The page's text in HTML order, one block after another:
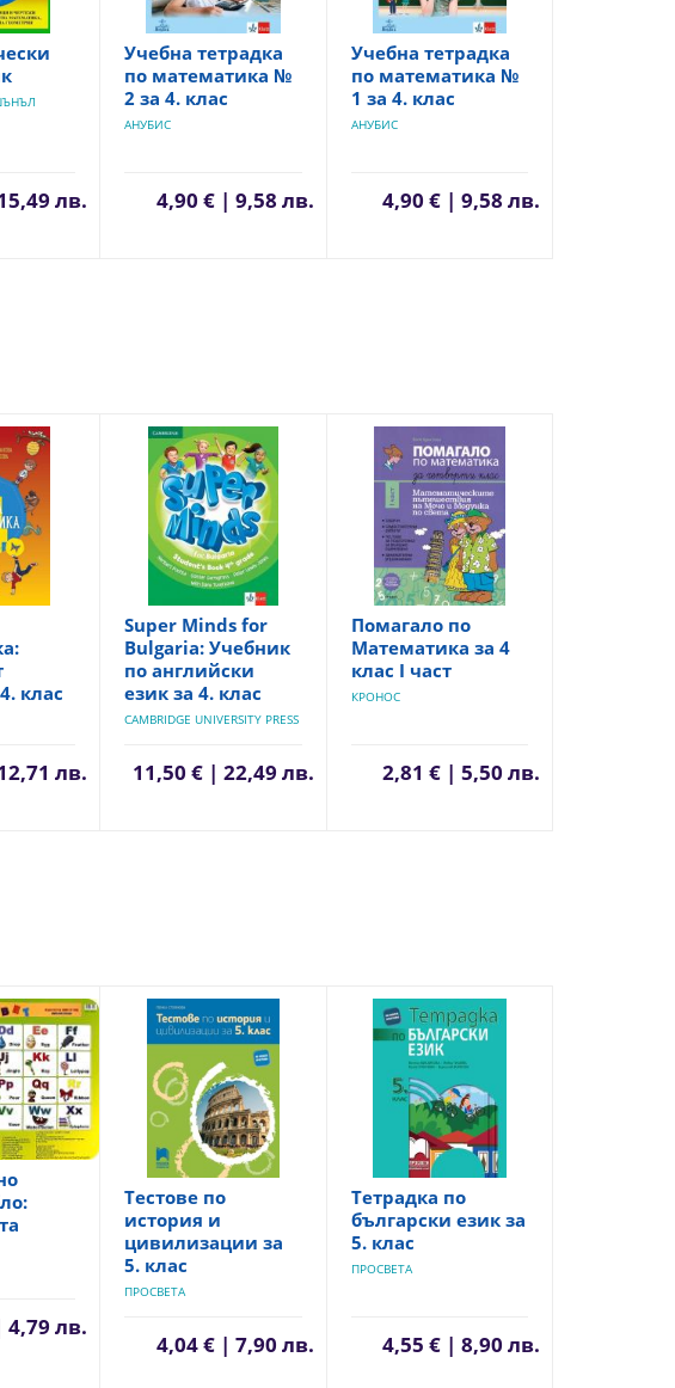
лв.
Учебна тетрадка
по математика №
2 за 4. клас
АНУБИС
4,90 € | 9,58 лв.
Учебна тетрадка
по математика №
1 за 4. клас
АНУБИС
4,90 € | 9,58 лв.
клас
лв.
Super Minds for
Bulgaria: Учебник
по английски
език за 4. клас
CAMBRIDGE UNIVERSITY PRESS
11,50 € | 22,49 лв.
Помагало по
Математика за 4
клас I част
КРОНОС
2,81 € | 5,50 лв.
4,79 лв.
Тестове по
история и
цивилизации за
5. клас
ПРОСВЕТА
4,04 € | 7,90 лв.
Тетрадка по
български език за
5. клас
ПРОСВЕТА
4,55 € | 8,90 лв.